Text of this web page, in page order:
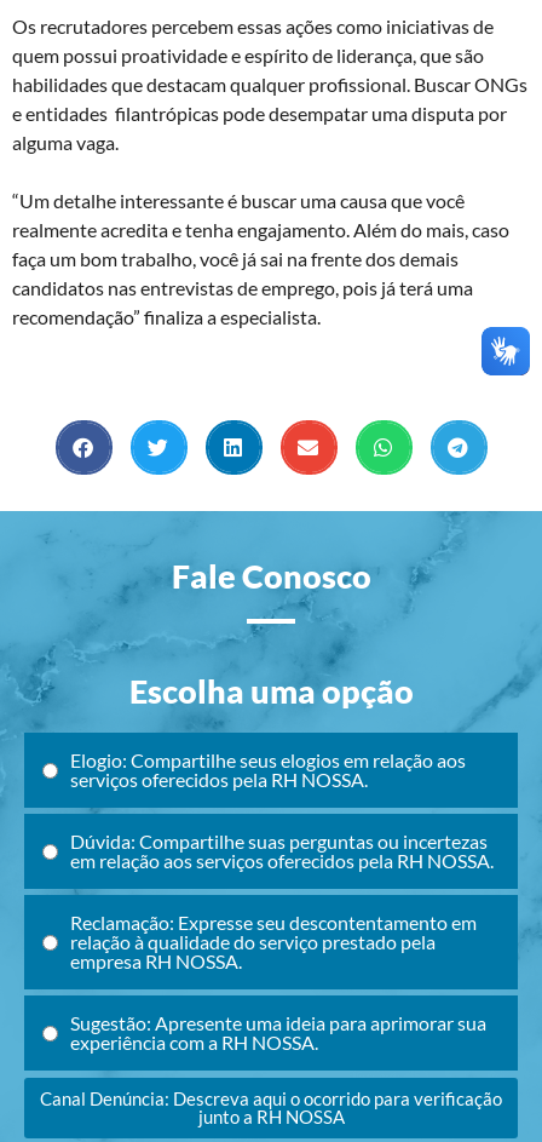
Os recrutadores percebem essas ações como iniciativas de
quem possui proatividade e espírito de liderança, que são
habilidades que destacam qualquer profissional. Buscar ONGs
e entidades filantrópicas pode desempatar uma disputa por
alguma vaga.
“Um detalhe interessante é buscar uma causa que você
realmente acredita e tenha engajamento. Além do mais, caso
faça um bom trabalho, você já sai na frente dos demais
candidatos nas entrevistas de emprego, pois já terá uma
recomendação” finaliza a especialista.
Fale Conosco
Escolha uma opção
Elogio: Compartilhe seus elogios em relação aos
serviços oferecidos pela RH NOSSA.
Dúvida: Compartilhe suas perguntas ou incertezas
em relação aos serviços oferecidos pela RH NOSSA.
Reclamação: Expresse seu descontentamento em
relação à qualidade do serviço prestado pela
empresa RH NOSSA.
Sugestão: Apresente uma ideia para aprimorar sua
experiência com a RH NOSSA.
Canal Denúncia: Descreva aqui o ocorrido para verificação
junto a RH NOSSA